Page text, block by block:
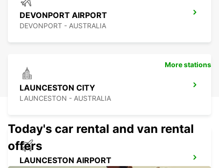
DEVONPORT AIRPORT
DEVONPORT - AUSTRALIA
LAUNCESTON CITY
LAUNCESTON - AUSTRALIA
LAUNCESTON AIRPORT
More stations
Today's car rental and van rental
offers